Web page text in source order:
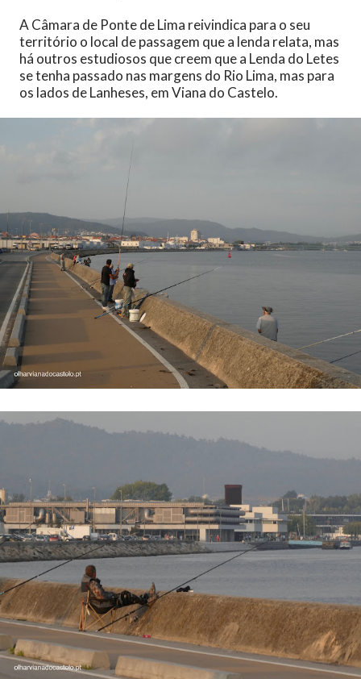
A Câmara de Ponte de Lima reivindica para o seu
território o local de passagem que a lenda relata, mas
há outros estudiosos que creem que a Lenda do Letes
se tenha passado nas margens do Rio Lima, mas para
os lados de Lanheses, em Viana do Castelo.